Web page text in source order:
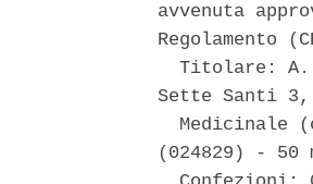
avvenuta
Regolamento
Titolare:
Sette Santi
Medicinale
(024829) -